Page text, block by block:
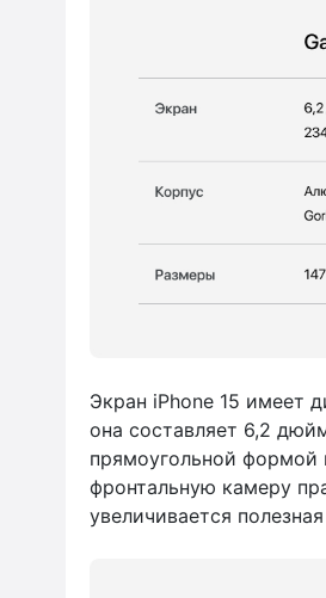
Экран iPhone 15 имеет
она составляет 6,2
прямоугольной формой
фронтальную камеру
увеличивается